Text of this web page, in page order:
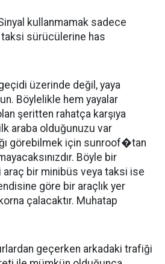
kullanmamak sadece
sürücülerine has
geçidi üzerinde değil, yaya
Böylelikle hem yayalar
şeritten rahatça karşıya
araba olduğunuzu var
görebilmek için sunroof�tan
Böyle bir
araç bir minibüs veya taksi ise
göre bir araçlık yer
çalacaktır. Muhatap
geçerken arkadaki trafiği